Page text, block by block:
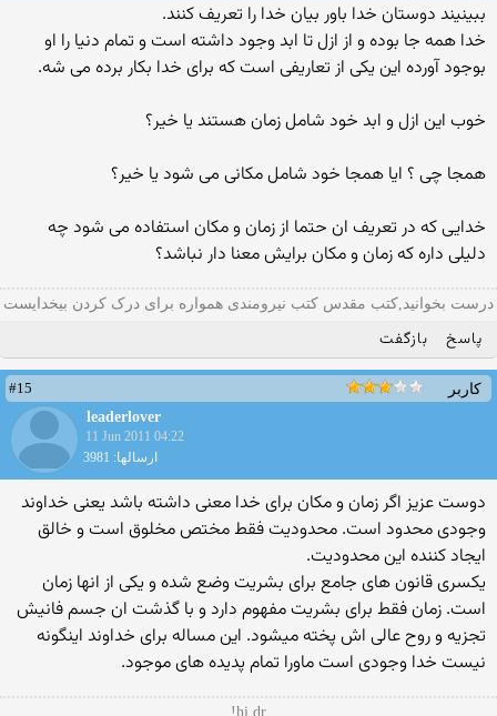
ببینیند دوستان خدا باور بیان خدا را تعریف كنند.
خدا همه جا بوده و از ازل تا ابد وجود داشته است و تمام دنیا را او
بوجود آورده این یكی از تعاریفی است كه برای خدا بكار برده می شه.
خوب این ازل و ابد خود شامل زمان هستند یا خیر؟
همجا چی ؟ ایا همجا خود شامل مكانی می شود یا خیر؟
خدایی كه در تعریف ان حتما از زمان و مكان استفاده می شود چه
دلیلی داره كه زمان و مكان برایش معنا دار نباشد؟
درست بخوانید,کتب مقدس کتب نیرومندی همواره برای درک کردن بیخدایست
پاسخ بازگفت
کاربر
#15
leaderlover
11 Jun 2011 04:22
ارسالها: 3981
دوست عزیز اگر زمان و مکان برای خدا معنی داشته باشد یعنی خداوند
وجودی محدود است. محدودیت فقط مختص مخلوق است و خالق
ایجاد کننده این محدودیت.
یکسری قانون های جامع برای بشریت وضع شده و یکی از انها زمان
است. زمان فقط برای بشریت مفهوم دارد و با گذشت ان جسم فانیش
تجزیه و روح عالی اش پخته میشود. این مساله برای خداوند اینگونه
نیست خدا وجودی است ماورا تمام پدیده های موجود.
hi dr!